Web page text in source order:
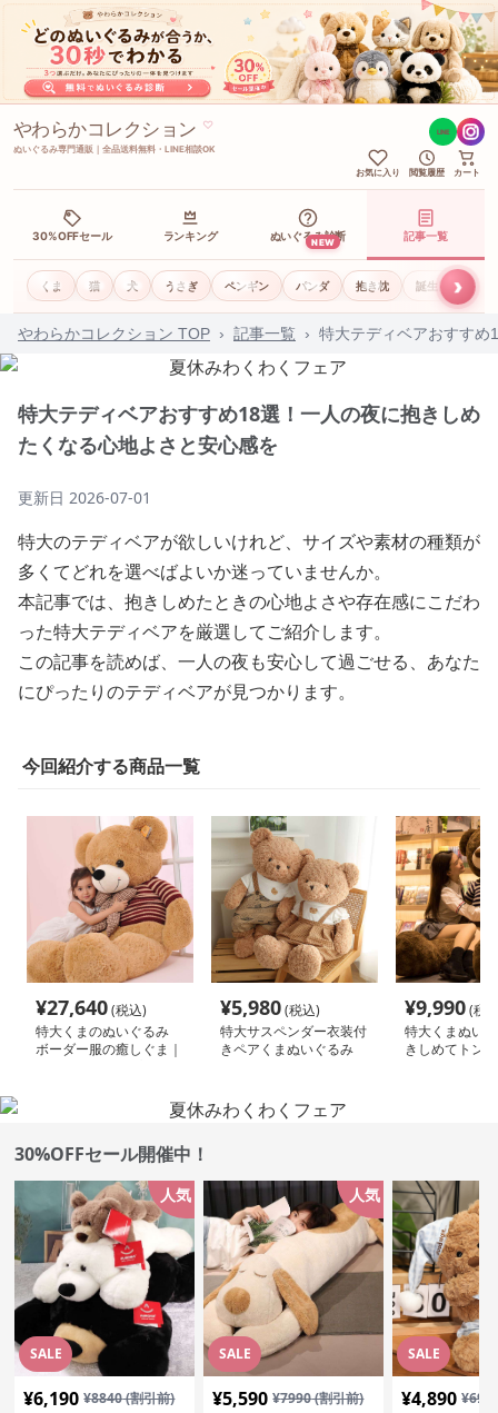
やわらかコレクション ♡
ぬいぐるみ専門通販｜全品送料無料・LINE相談OK
LINE
お気に入り 閲覧履歴 カート
30%OFFセール ランキング ぬいぐるみ診断
NEW 記事一覧
くま 猫 犬 うさぎ ペンギン パンダ 抱き枕 誕生日ギフト
›
やわらかコレクション TOP › 記事一覧 › 特大テディベアおすすめ
特大テディベアおすすめ18選！一人の夜に抱きしめ
たくなる心地よさと安心感を
更新日 2026-07-01
特大のテディベアが欲しいけれど、サイズや素材の種類が
多くてどれを選べばよいか迷っていませんか。
本記事では、抱きしめたときの心地よさや存在感にこだわ
った特大テディベアを厳選してご紹介します。
この記事を読めば、一人の夜も安心して過ごせる、あなた
にぴったりのテディベアが見つかります。
今回紹介する商品一覧
¥27,640(税込)
特大くまのぬいぐるみ
ボーダー服の癒しぐま｜
¥5,980(税込)
特大サスペンダー衣装付
きペアくまぬいぐるみ
¥9,990(税
特大くまぬい
きしめてトン
30%OFFセール開催中！
SALE
人気
¥6,190 ¥8840(割引前)
SALE
人気
¥5,590 ¥7990(割引前)
SALE
¥4,890 ¥